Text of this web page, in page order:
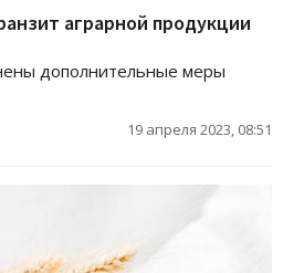
аграрной продукции
дополнительные меры
19 апреля 2023, 08:51